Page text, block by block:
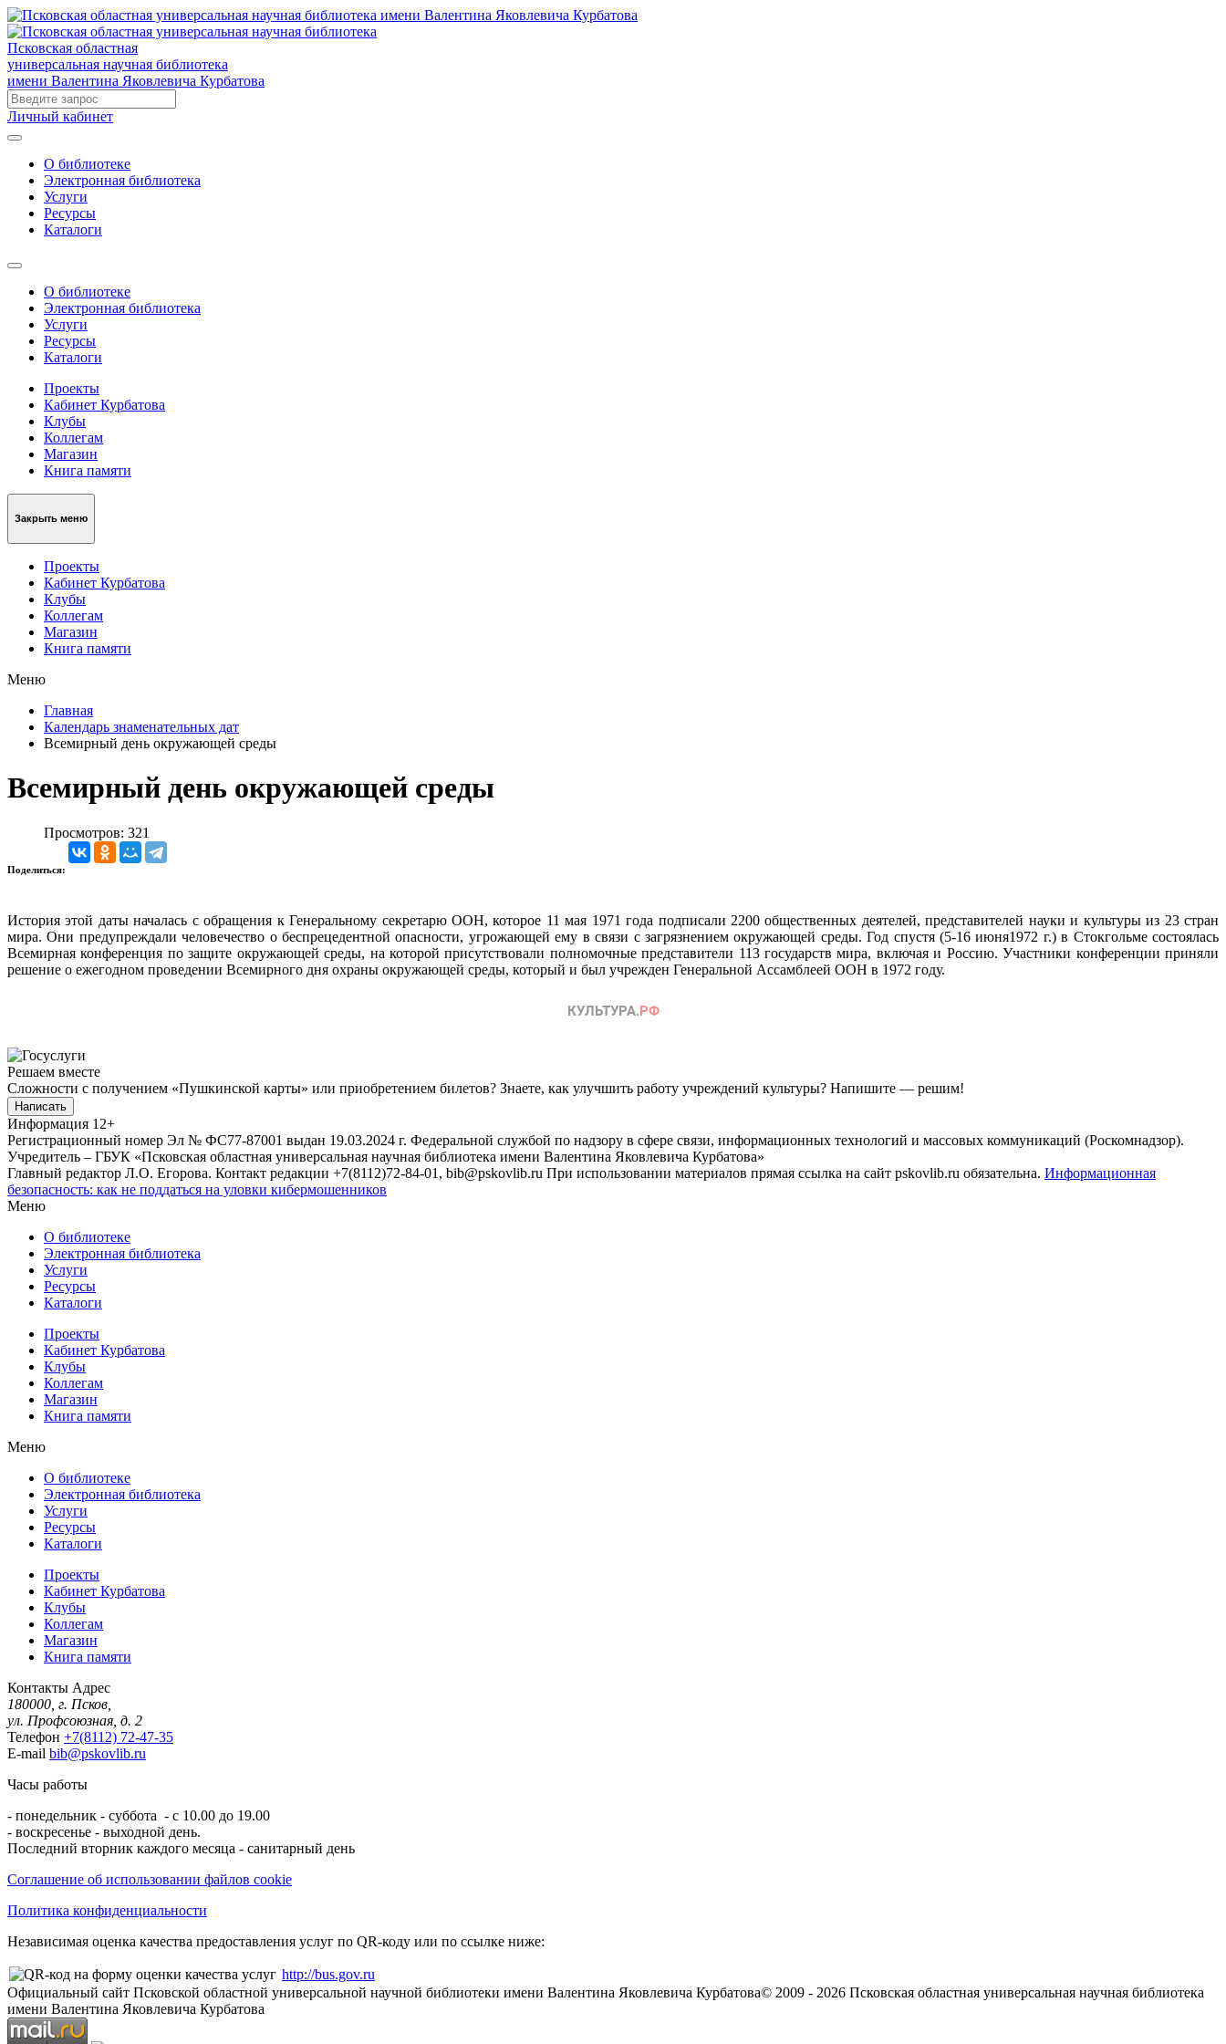
Псковская областная
универсальная научная библиотека
имени Валентина Яковлевича Курбатова
Личный кабинет
О библиотеке
Электронная библиотека
Услуги
Ресурсы
Каталоги
О библиотеке
Электронная библиотека
Услуги
Ресурсы
Каталоги
Проекты
Кабинет Курбатова
Клубы
Коллегам
Магазин
Книга памяти
Закрыть меню
Проекты
Кабинет Курбатова
Клубы
Коллегам
Магазин
Книга памяти
Меню
Главная
Календарь знаменательных дат
Всемирный день окружающей среды
Всемирный день окружающей среды
Просмотров: 321
Поделиться:
История этой даты началась с обращения к Генеральному секретарю ООН, которое 11 мая 1971 года подписали 2200 общественных деятелей, представителей науки и культуры из 23 стран
мира. Они предупреждали человечество о беспрецедентной опасности, угрожающей ему в связи с загрязнением окружающей среды. Год спустя (5-16 июня1972 г.) в Стокгольме состоялась
Всемирная конференция по защите окружающей среды, на которой присутствовали полномочные представители 113 государств мира, включая и Россию. Участники конференции приняли
решение о ежегодном проведении Всемирного дня охраны окружающей среды, который и был учрежден Генеральной Ассамблеей ООН в 1972 году.
Решаем вместе
Сложности с получением «Пушкинской карты» или приобретением билетов? Знаете, как улучшить работу учреждений культуры? Напишите — решим!
Написать
Информация 12+
Регистрационный номер Эл № ФС77-87001 выдан 19.03.2024 г. Федеральной службой по надзору в сфере связи, информационных технологий и массовых коммуникаций (Роскомнадзор).
Учредитель – ГБУК «Псковская областная универсальная научная библиотека имени Валентина Яковлевича Курбатова»
Главный редактор Л.О. Егорова. Контакт редакции +7(8112)72-84-01, bib@pskovlib.ru При использовании материалов прямая ссылка на сайт pskovlib.ru обязательна. Информационная
безопасность: как не поддаться на уловки кибермошенников
Меню
О библиотеке
Электронная библиотека
Услуги
Ресурсы
Каталоги
Проекты
Кабинет Курбатова
Клубы
Коллегам
Магазин
Книга памяти
Меню
О библиотеке
Электронная библиотека
Услуги
Ресурсы
Каталоги
Проекты
Кабинет Курбатова
Клубы
Коллегам
Магазин
Книга памяти
Контакты Адрес
180000, г. Псков,
ул. Профсоюзная, д. 2
Телефон +7(8112) 72-47-35
E-mail bib@pskovlib.ru
Часы работы
- понедельник - суббота - с 10.00 до 19.00
- воскресенье - выходной день.
Последний вторник каждого месяца - санитарный день
Соглашение об использовании файлов cookie
Политика конфиденциальности
Независимая оценка качества предоставления услуг по QR-коду или по ссылке ниже:
http://bus.gov.ru
Официальный сайт Псковской областной универсальной научной библиотеки имени Валентина Яковлевича Курбатова© 2009 - 2026 Псковская областная универсальная научная библиотека
имени Валентина Яковлевича Курбатова